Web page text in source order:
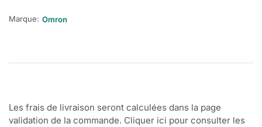
Marque: Omron
Les frais de livraison seront calculées dans la page
validation de la commande. Cliquer ici pour consulter les